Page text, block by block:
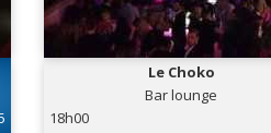
Le Choko
Bar lounge
18h00